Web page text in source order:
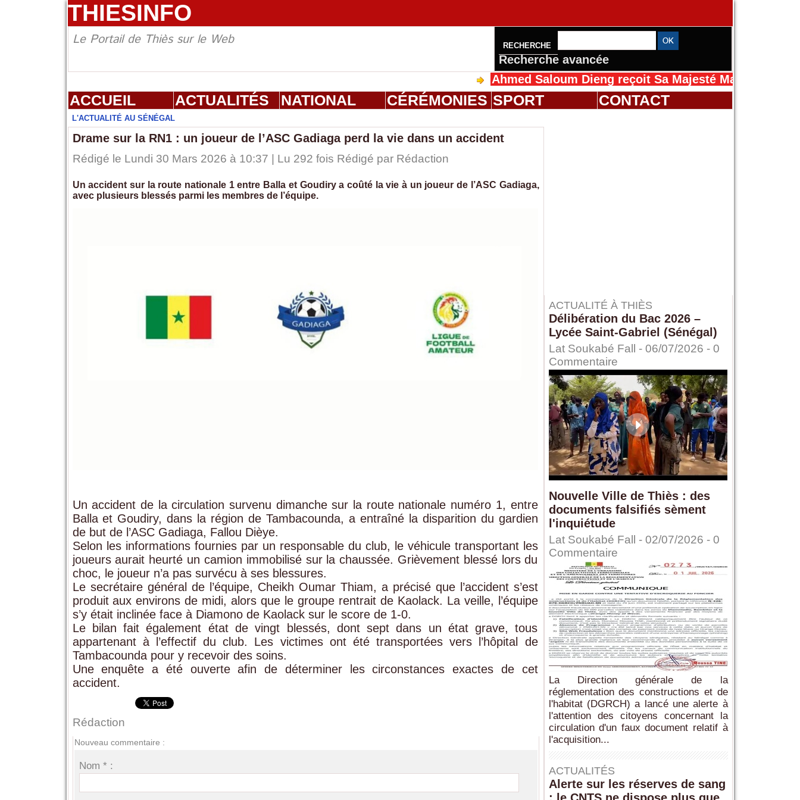
THIESINFO
Le Portail de Thiès sur le Web RECHERCHE
Recherche avancée
Ahmed Saloum Dieng reçoit Sa Majesté Mansah Cissé au
ACCUEIL ACTUALITÉS NATIONAL CÉRÉMONIES SPORT CONTACT
L'ACTUALITÉ AU SÉNÉGAL
Drame sur la RN1 : un joueur de l’ASC Gadiaga perd la vie dans un accident
Rédigé le Lundi 30 Mars 2026 à 10:37 | Lu 292 fois Rédigé par Rédaction
Un accident sur la route nationale 1 entre Balla et Goudiry a coûté la vie à un joueur de l’ASC Gadiaga,
avec plusieurs blessés parmi les membres de l’équipe.
Un accident de la circulation survenu dimanche sur la route nationale numéro 1, entre
Balla et Goudiry, dans la région de Tambacounda, a entraîné la disparition du gardien
de but de l’ASC Gadiaga, Fallou Dièye.
Selon les informations fournies par un responsable du club, le véhicule transportant les
joueurs aurait heurté un camion immobilisé sur la chaussée. Grièvement blessé lors du
choc, le joueur n’a pas survécu à ses blessures.
Le secrétaire général de l’équipe, Cheikh Oumar Thiam, a précisé que l’accident s’est
produit aux environs de midi, alors que le groupe rentrait de Kaolack. La veille, l’équipe
s’y était inclinée face à Diamono de Kaolack sur le score de 1-0.
Le bilan fait également état de vingt blessés, dont sept dans un état grave, tous
appartenant à l’effectif du club. Les victimes ont été transportées vers l’hôpital de
Tambacounda pour y recevoir des soins.
Une enquête a été ouverte afin de déterminer les circonstances exactes de cet
accident.
Rédaction
Nouveau commentaire :
Nom * :
ACTUALITÉ À THIÈS
Délibération du Bac 2026 –
Lycée Saint-Gabriel (Sénégal)
Lat Soukabé Fall - 06/07/2026 - 0
Commentaire
Nouvelle Ville de Thiès : des
documents falsifiés sèment
l'inquiétude
Lat Soukabé Fall - 02/07/2026 - 0
Commentaire
La Direction générale de la
réglementation des constructions et de
l'habitat (DGRCH) a lancé une alerte à
l'attention des citoyens concernant la
circulation d'un faux document relatif à
l'acquisition...
ACTUALITÉS
Alerte sur les réserves de sang